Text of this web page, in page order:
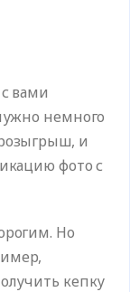
вами
немного
и
фото с
Но
кепку